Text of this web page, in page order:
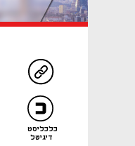
כלכליסט
דיגיטל